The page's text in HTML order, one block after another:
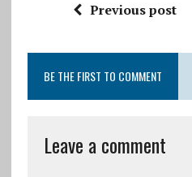
Previous post
BE THE FIRST TO COMMENT
Leave a comment